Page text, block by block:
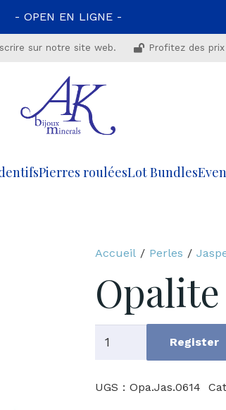
- OPEN EN LIGNE -
sur notre site web. Profitez des
Pierres rouléesLot Bundles
Accueil/ Perles /
Jasper
Register
UGS : Opa.Jas.0614